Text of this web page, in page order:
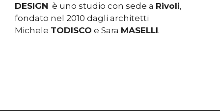
DESIGN è uno studio con sede a Rivoli,
fondato nel 2010 dagli architetti
Michele TODISCO e Sara MASELLI.